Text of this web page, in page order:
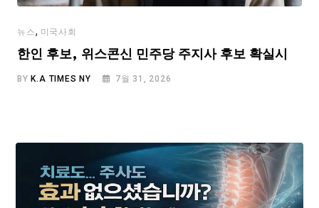
뉴스, 미국사회
한인 후보, 위스콘신 민주당 주지사 후보 확실시
BY K.A TIMES NY 7월 31, 2026